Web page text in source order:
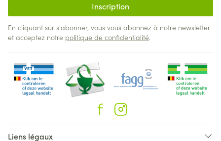
Inscription
En cliquant sur s'abonner, vous vous abonnez à notre newsletter
et acceptez notre politique de confidentialité.
Liens légaux